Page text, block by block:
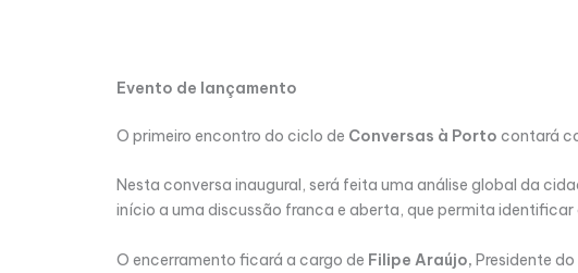
Evento de lançamento
O primeiro encontro do ciclo de Conversas à Porto contará
Nesta conversa inaugural, será feita uma análise global da
início a uma discussão franca e aberta, que permita identificar
O encerramento ficará a cargo de Filipe Araújo, Presidente do